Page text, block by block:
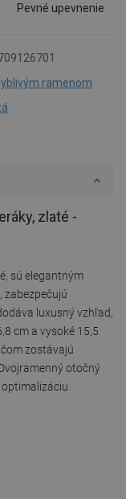
Pevné upevnenie
ramenom
zlaté -
sú elegantným
zabezpečujú
luxusný vzhľad,
cm a vysoké 15,5
zostávajú
otočný